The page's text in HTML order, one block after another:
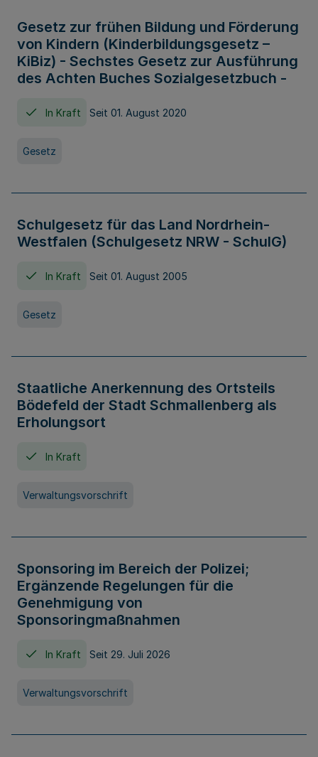
Gesetz zur frühen Bildung und Förderung
von Kindern (Kinderbildungsgesetz –
KiBiz) - Sechstes Gesetz zur Ausführung
des Achten Buches Sozialgesetzbuch -
In Kraft Seit 01. August 2020
Gesetz
Schulgesetz für das Land Nordrhein-
Westfalen (Schulgesetz NRW - SchulG)
In Kraft Seit 01. August 2005
Gesetz
Staatliche Anerkennung des Ortsteils
Bödefeld der Stadt Schmallenberg als
Erholungsort
In Kraft
Verwaltungsvorschrift
Sponsoring im Bereich der Polizei;
Ergänzende Regelungen für die
Genehmigung von
Sponsoringmaßnahmen
In Kraft Seit 29. Juli 2026
Verwaltungsvorschrift